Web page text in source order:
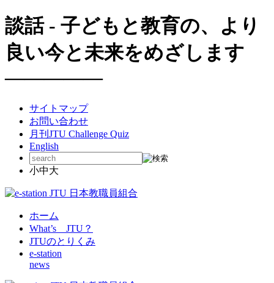
談話 - 子どもと教育の、より
良い今と未来をめざします
―――――
サイトマップ
お問い合わせ
月刊JTU Challenge Quiz
English
小中大
ホーム
What’s JTU？
JTUのとりくみ
e-station
news